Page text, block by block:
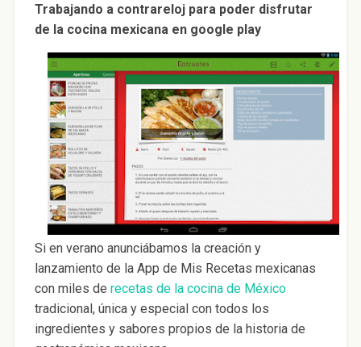
Trabajando a contrareloj para poder disfrutar
de la cocina mexicana en google play
Si en verano anunciábamos la creación y
lanzamiento de la App de Mis Recetas mexicanas
con miles de recetas de la cocina de México
tradicional, única y especial con todos los
ingredientes y sabores propios de la historia de